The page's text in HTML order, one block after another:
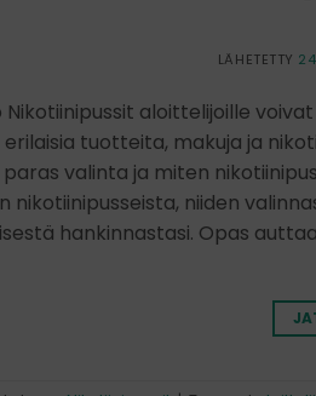
LÄHETETTY
aloittelijoille
tuotteita, makuja ja
paras valinta ja miten
nikotiinipusseista, niiden
hankinnastasi. Opas